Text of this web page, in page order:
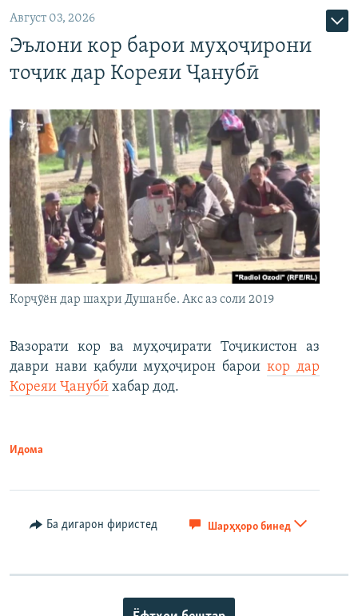
Август 03, 2026
Эълони кор барои муҳоҷирони
тоҷик дар Кореяи Ҷанубӣ
Корҷӯён дар шаҳри Душанбе. Акс аз соли 2019
Вазорати кор ва муҳоҷирати Тоҷикистон аз
даври нави қабули муҳоҷирон бароикор дар
Кореяи Ҷанубӣ хабар дод.
Идома
Ба дигарон фиристед Шарҳҳоро бинед